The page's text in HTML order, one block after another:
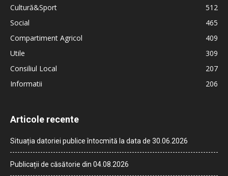
Cultură&Sport
512
Social
465
Compartiment Agricol
409
Utile
309
Consiliul Local
207
Informatii
206
Articole recente
Situația datoriei publice întocmită la data de 30.06.2026
Publicații de căsătorie din 04.08.2026